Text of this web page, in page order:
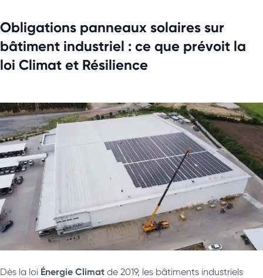
Obligations panneaux solaires sur
bâtiment industriel : ce que prévoit la
loi Climat et Résilience
Dès la loi Énergie Climat de 2019, les bâtiments industriels